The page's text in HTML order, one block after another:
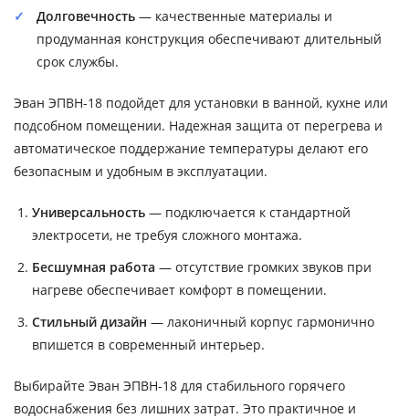
Долговечность — качественные материалы и
продуманная конструкция обеспечивают длительный
срок службы.
Эван ЭПВН-18 подойдет для установки в ванной, кухне или
подсобном помещении. Надежная защита от перегрева и
автоматическое поддержание температуры делают его
безопасным и удобным в эксплуатации.
Универсальность — подключается к стандартной
электросети, не требуя сложного монтажа.
Бесшумная работа — отсутствие громких звуков при
нагреве обеспечивает комфорт в помещении.
Стильный дизайн — лаконичный корпус гармонично
впишется в современный интерьер.
Выбирайте Эван ЭПВН-18 для стабильного горячего
водоснабжения без лишних затрат. Это практичное и